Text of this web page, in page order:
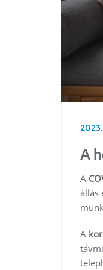
A
A
állás
A